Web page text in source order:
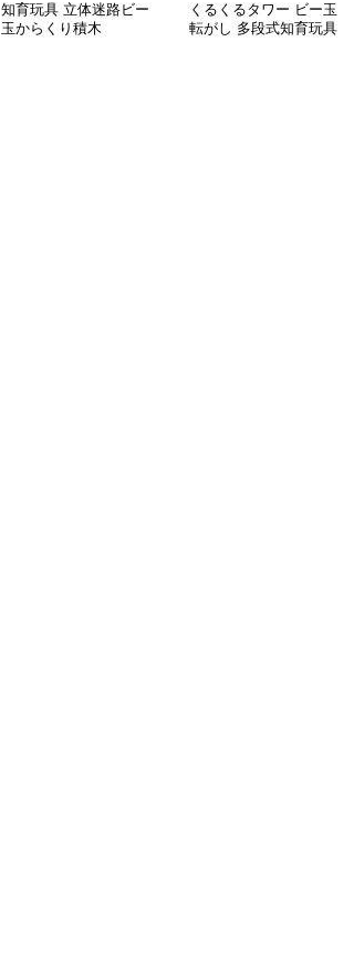
知育玩具 立体迷路ビー
玉からくり積木
くるくるタワー ビー玉
転がし 多段式知育玩具